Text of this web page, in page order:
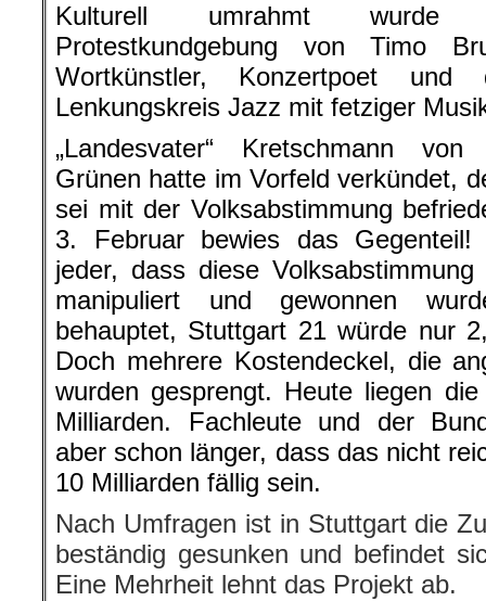
Kulturell umrahmt wurde
Protestkundgebung von Timo
Wortkünstler, Konzertpoet und
Lenkungskreis Jazz mit fetziger
„Landesvater“ Kretschmann von
Grünen hatte im Vorfeld verkündet,
sei mit der Volksabstimmung
3. Februar bewies das
jeder, dass diese
manipuliert und gewonnen
behauptet, Stuttgart 21 würde nur
Doch mehrere Kostendeckel, die
wurden gesprengt. Heute liegen
Milliarden. Fachleute und der
aber schon länger, dass das nicht
10 Milliarden fällig sein.
Nach Umfragen ist in Stuttgart die
beständig gesunken und befindet
Eine Mehrheit lehnt das Projekt ab.